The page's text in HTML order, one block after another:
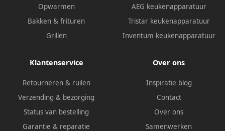
Opwarmen
Bakken & frituren
Grillen
AEG keukenapparatuur
Tristar keukenapparatuur
Inventum keukenapparatuur
Klantenservice
Retourneren & ruilen
Verzending & bezorging
Status van bestelling
Garantie & reparatie
Over ons
Inspiratie blog
Contact
Over ons
Samenwerken